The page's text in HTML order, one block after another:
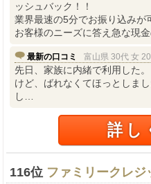
ッシュバック！！
業界最速の5分でお振り込みが
お客様のニーズに答え急な現
最新の口コミ 富山県 30代 女
先日、家族に内緒で利用した
けど、ばれなくてほっとしま
し…
詳し
116位 ファミリークレジ